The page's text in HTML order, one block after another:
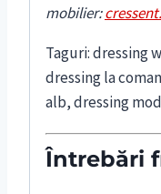
mobilier:
Taguri: dressing
dressing la
alb, dressing
Întrebări